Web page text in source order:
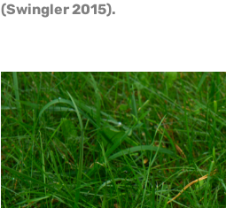
(Swingler 2015).